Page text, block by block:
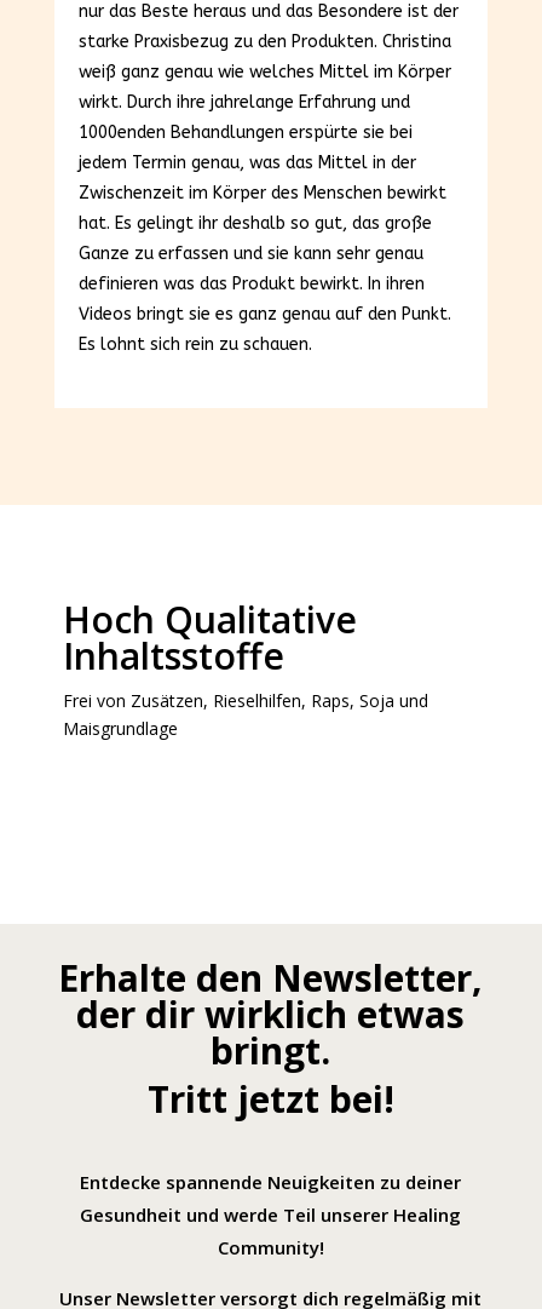
nur das Beste heraus und das Besondere ist der
starke Praxisbezug zu den Produkten. Christina
weiß ganz genau wie welches Mittel im Körper
wirkt. Durch ihre jahrelange Erfahrung und
1000enden Behandlungen erspürte sie bei
jedem Termin genau, was das Mittel in der
Zwischenzeit im Körper des Menschen bewirkt
hat. Es gelingt ihr deshalb so gut, das große
Ganze zu erfassen und sie kann sehr genau
definieren was das Produkt bewirkt. In ihren
Videos bringt sie es ganz genau auf den Punkt.
Es lohnt sich rein zu schauen.
Hoch Qualitative
Inhaltsstoffe
Frei von Zusätzen, Rieselhilfen, Raps, Soja und
Maisgrundlage
Erhalte den Newsletter,
der dir wirklich etwas
bringt.
Tritt jetzt bei!
Entdecke spannende Neuigkeiten zu deiner
Gesundheit und werde Teil unserer Healing
Community!
Unser Newsletter versorgt dich regelmäßig mit